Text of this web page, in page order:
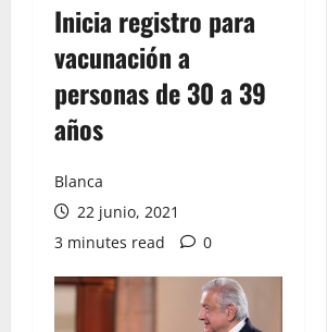
Inicia registro para
vacunación a
personas de 30 a 39
años
Blanca
22 junio, 2021
3 minutes read
0